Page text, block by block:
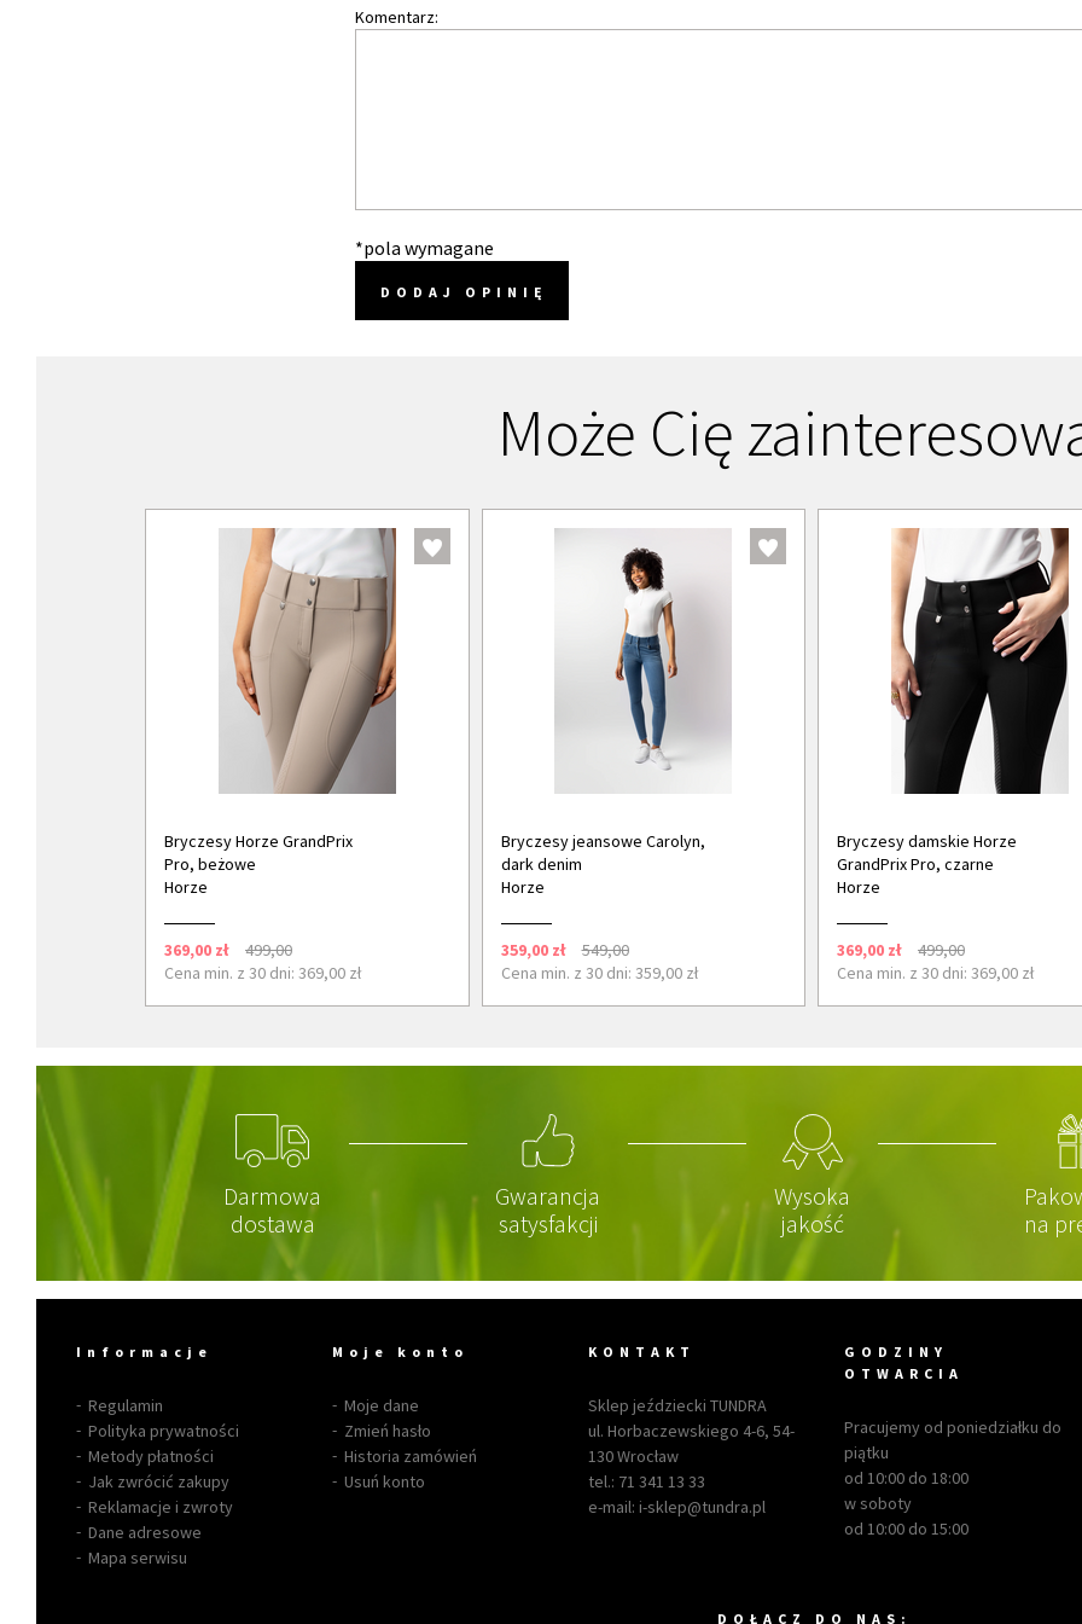
Komentarz:
*pola wymagane
DODAJ OPINIĘ
Może Cię
Bryczesy Horze GrandPrix
Pro, beżowe
Horze
369,00 zł
499,00
Cena min. z 30 dni: 369,00 zł
Bryczesy jeansowe Carolyn,
dark denim
Horze
359,00 zł
549,00
Cena min. z 30 dni: 359,00 zł
Bryczesy damskie Horze
GrandPrix Pro, czarne
Horze
369,00 zł
499,00
Cena min. z 30 dni: 369,00 zł
Darmowa
dostawa
Gwarancja
satysfakcji
Wysoka
jakość
na
Informacje
Regulamin
Polityka prywatności
Metody płatności
Jak zwrócić zakupy
Reklamacje i zwroty
Dane adresowe
Mapa serwisu
Moje konto
Moje dane
Zmień hasło
Historia zamówień
Usuń konto
KONTAKT
Sklep jeździecki TUNDRA
ul. Horbaczewskiego 4-6, 54-
130 Wrocław
tel.: 71 341 13 33
e-mail: i-sklep@tundra.pl
GODZINY
OTWARCIA
Pracujemy od poniedziałku do
piątku
od 10:00 do 18:00
w soboty
od 10:00 do 15:00
DOŁACZ DO NAS: